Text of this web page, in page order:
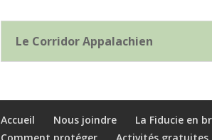
Le Corridor Appalachien
Accueil Nous joindre La Fiducie en